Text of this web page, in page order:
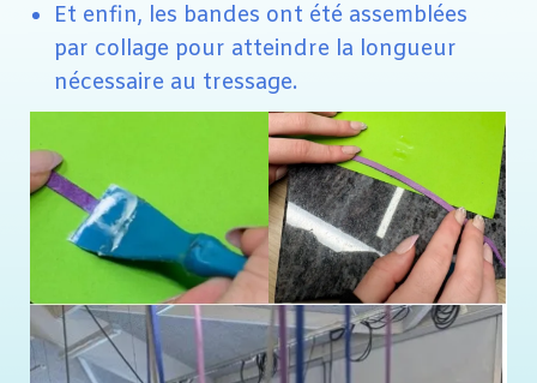
Et enfin, les bandes ont été assemblées
par collage pour atteindre la longueur
nécessaire au tressage.